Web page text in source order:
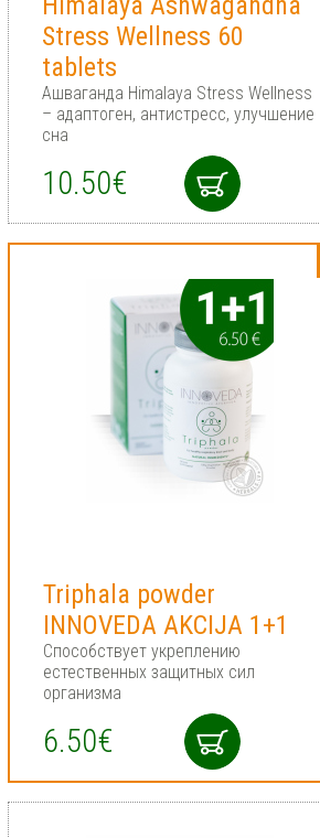
Stress Wellness 60
tablets
Ашваганда Himalaya Stress Wellness
– адаптоген, антистресс, улучшение
сна
10.50€
Triphala powder
INNOVEDA AKCIJA 1+1
Способствует укреплению
естественных защитных сил
организма
6.50€